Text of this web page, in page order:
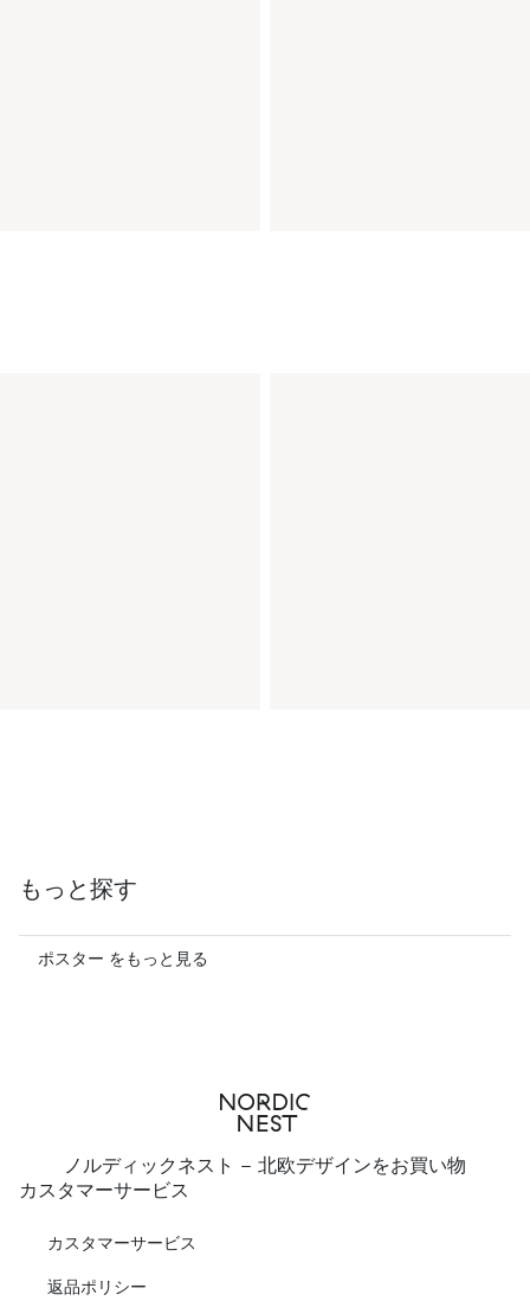
もっと探す
ポスター をもっと見る
ノルディックネスト - 北欧デザインをお買い物
カスタマーサービス
カスタマーサービス
返品ポリシー